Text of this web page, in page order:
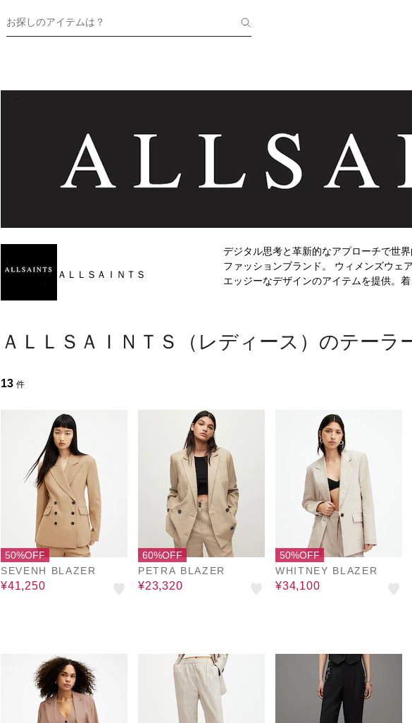
お探しのアイテムは？
ＡＬＬＳＡＩＮＴＳ
デジタル思考と革新的なアプローチで世
ファッションブランド。 ウィメンズウェ
エッジーなデザインのアイテムを提供。
ＡＬＬＳＡＩＮＴＳ（レディース）のテーラ
13 件
50%OFF
SEVENH BLAZER
¥41,250
60%OFF
PETRA BLAZER
¥23,320
50%OFF
WHITNEY BLAZER
¥34,100